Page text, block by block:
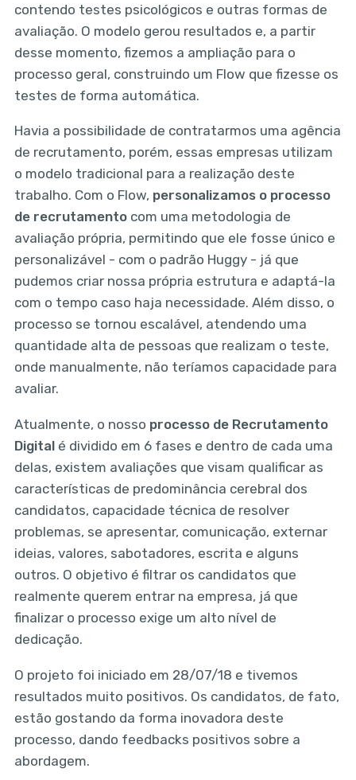
contendo testes psicológicos e outras formas de
avaliação. O modelo gerou resultados e, a partir
desse momento, fizemos a ampliação para o
processo geral, construindo um Flow que fizesse os
testes de forma automática.
Havia a possibilidade de contratarmos uma agência
de recrutamento, porém, essas empresas utilizam
o modelo tradicional para a realização deste
trabalho. Com o Flow, personalizamos o processo
de recrutamentocom uma metodologia de
avaliação própria, permitindo que ele fosse único e
personalizável - com o padrão Huggy - já que
pudemos criar nossa própria estrutura e adaptá-la
com o tempo caso haja necessidade. Além disso, o
processo se tornou escalável, atendendo uma
quantidade alta de pessoas que realizam o teste,
onde manualmente, não teríamos capacidade para
avaliar.
Atualmente, o nosso processo de Recrutamento
Digitalé dividido em 6 fases e dentro de cada uma
delas, existem avaliações que visam qualificar as
características de predominância cerebral dos
candidatos, capacidade técnica de resolver
problemas, se apresentar, comunicação, externar
ideias, valores, sabotadores, escrita e alguns
outros. O objetivo é filtrar os candidatos que
realmente querem entrar na empresa, já que
finalizar o processo exige um alto nível de
dedicação.
O projeto foi iniciado em 28/07/18 e tivemos
resultados muito positivos. Os candidatos, de fato,
estão gostando da forma inovadora deste
processo, dando feedbacks positivos sobre a
abordagem.